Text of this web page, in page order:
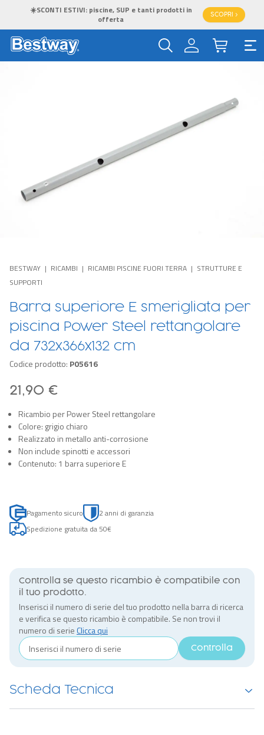
☀️SCONTI ESTIVI: piscine, SUP e tanti prodotti in
offerta
SCOPRI >
BESTWAY RICAMBI RICAMBI PISCINE FUORI TERRA
STRUTTURE E
SUPPORTI
Barra superiore E smerigliata per
piscina Power Steel rettangolare
da 732x366x132 cm
Codice prodotto: P05616
21,90 €
Ricambio per Power Steel rettangolare
Colore: grigio chiaro
Realizzato in metallo anti-corrosione
Non include spinotti e accessori
Contenuto: 1 barra superiore E
Pagamento sicuro
2 anni di garanzia
Spedizione gratuita da 50€
Controlla se questo ricambio è compatibile con
il tuo prodotto.
Inserisci il numero di serie del tuo prodotto nella barra di ricerca
e verifica se questo ricambio è compatibile. Se non trovi il
numero di serie Clicca qui
Controlla
Scheda Tecnica